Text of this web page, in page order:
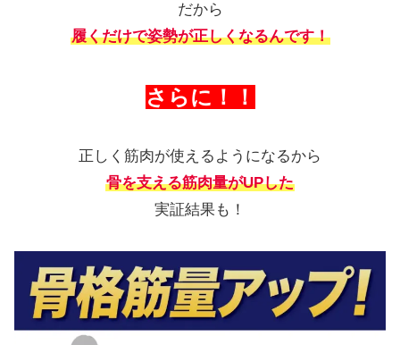
だから
履くだけで姿勢が正しくなるんです！
さらに！！
正しく筋肉が使えるようになるから
骨を支える筋肉量がUPした
実証結果も！